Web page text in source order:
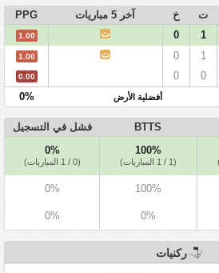
ت خ آخر 5 مباريات PPG
1
0 ت 1.00
1
0 ت 1.00
0
0
0.00
أفضلية الأرض 0%
BTTS فشل في التسجيل
100%
(1 / 1 المباريات)
0%
(0 / 1 المباريات)
100%
0%
0%
0%
ركنيات